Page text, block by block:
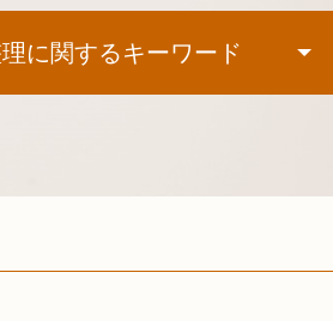
に関するキーワード